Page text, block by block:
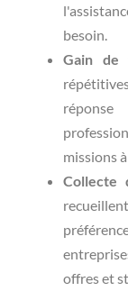
besoin.
Gain de
missions
Collecte
offres et